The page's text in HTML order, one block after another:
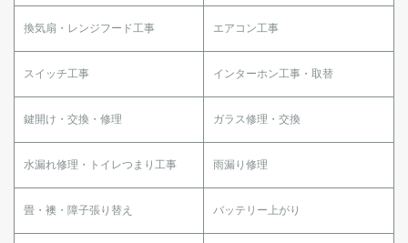
換気扇・レンジフード工事 エアコン工事
スイッチ工事 インターホン工事・取替
鍵開け・交換・修理 ガラス修理・交換
水漏れ修理・トイレつまり工事 雨漏り修理
畳・襖・障子張り替え バッテリー上がり